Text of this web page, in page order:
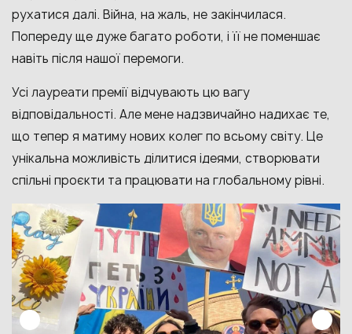
рухатися далі. Війна, на жаль, не закінчилася.
Попереду ще дуже багато роботи, і її не поменшає
навіть після нашої перемоги.
Усі лауреати премії відчувають цю вагу
відповідальності. Але мене надзвичайно надихає те,
що тепер я матиму нових колег по всьому світу. Це
унікальна можливість ділитися ідеями, створювати
спільні проєкти та працювати на глобальному рівні.